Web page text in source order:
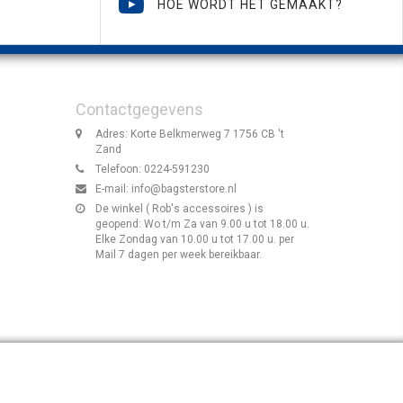
HOE WORDT HET GEMAAKT?
Contactgegevens
Adres: Korte Belkmerweg 7 1756 CB 't
Zand
Telefoon: 0224-591230
E-mail: info@bagsterstore.nl
De winkel ( Rob's accessoires ) is
geopend: Wo t/m Za van 9.00 u tot 18.00 u.
Elke Zondag van 10.00 u tot 17.00 u. per
Mail 7 dagen per week bereikbaar.